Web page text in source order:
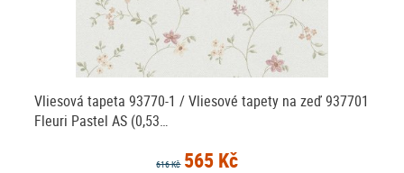
Vliesová tapeta 93770-1 / Vliesové tapety na zeď 937701
Fleuri Pastel AS (0,53…
616 Kč 565 Kč